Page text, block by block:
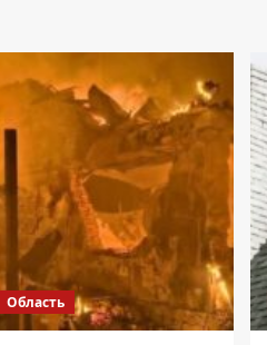
Область